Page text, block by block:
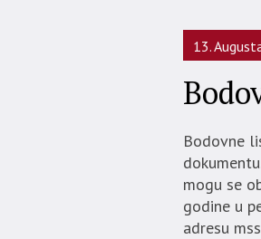
13.
Bodovne
mogu se
godine u
adresu